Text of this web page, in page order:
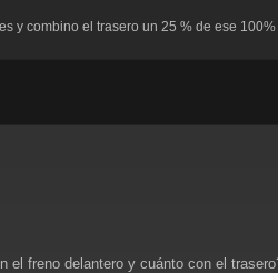
combino el trasero un 25 % de ese
el freno delantero y cuánto con el